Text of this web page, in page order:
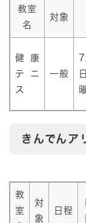
教室
名
対象
健康
テニ
ス
一般
きんでんア
教
室
対
象
日程